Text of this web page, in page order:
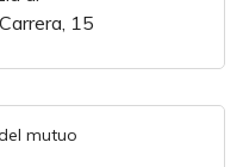
15
mutuo